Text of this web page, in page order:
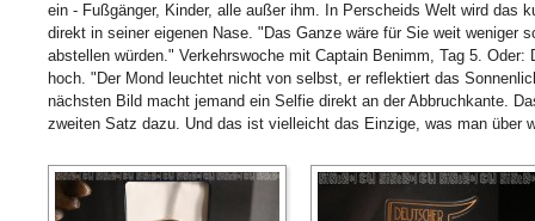
ein - Fußgänger, Kinder, alle außer ihm. In Perscheids Welt wird das
direkt in seiner eigenen Nase. "Das Ganze wäre für Sie weit weniger
abstellen würden." Verkehrswoche mit Captain Benimm, Tag 5.
hoch. "Der Mond leuchtet nicht von selbst, er reflektiert das
nächsten Bild macht jemand ein Selfie direkt an der Abbruchkante.
zweiten Satz dazu. Und das ist vielleicht das Einzige, was man über